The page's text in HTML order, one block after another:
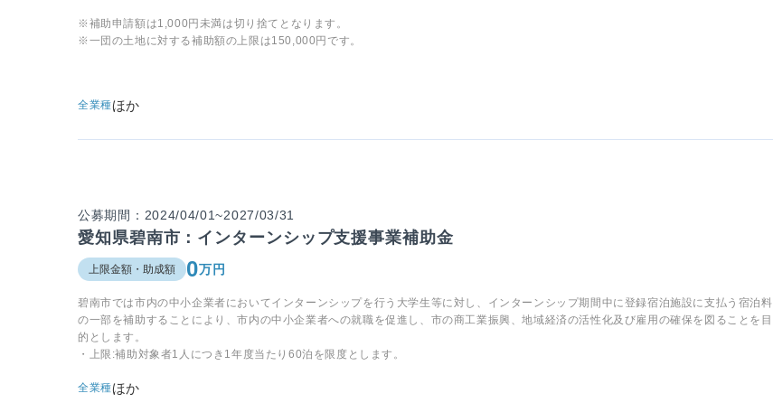
※補助申請額は1,000円未満は切り捨てとなります。
※一団の土地に対する補助額の上限は150,000円です。
全業種ほか
公募期間：2024/04/01~2027/03/31
愛知県碧南市：インターンシップ支援事業補助金
上限金額・助成額 0万円
碧南市では市内の中小企業者においてインターンシップを行う大学生等に対し、インターンシップ期間中に登録宿泊施設に支払う宿泊料
の一部を補助することにより、市内の中小企業者への就職を促進し、市の商工業振興、地域経済の活性化及び雇用の確保を図ることを目
的とします。
・上限:補助対象者1人につき1年度当たり60泊を限度とします。
全業種ほか